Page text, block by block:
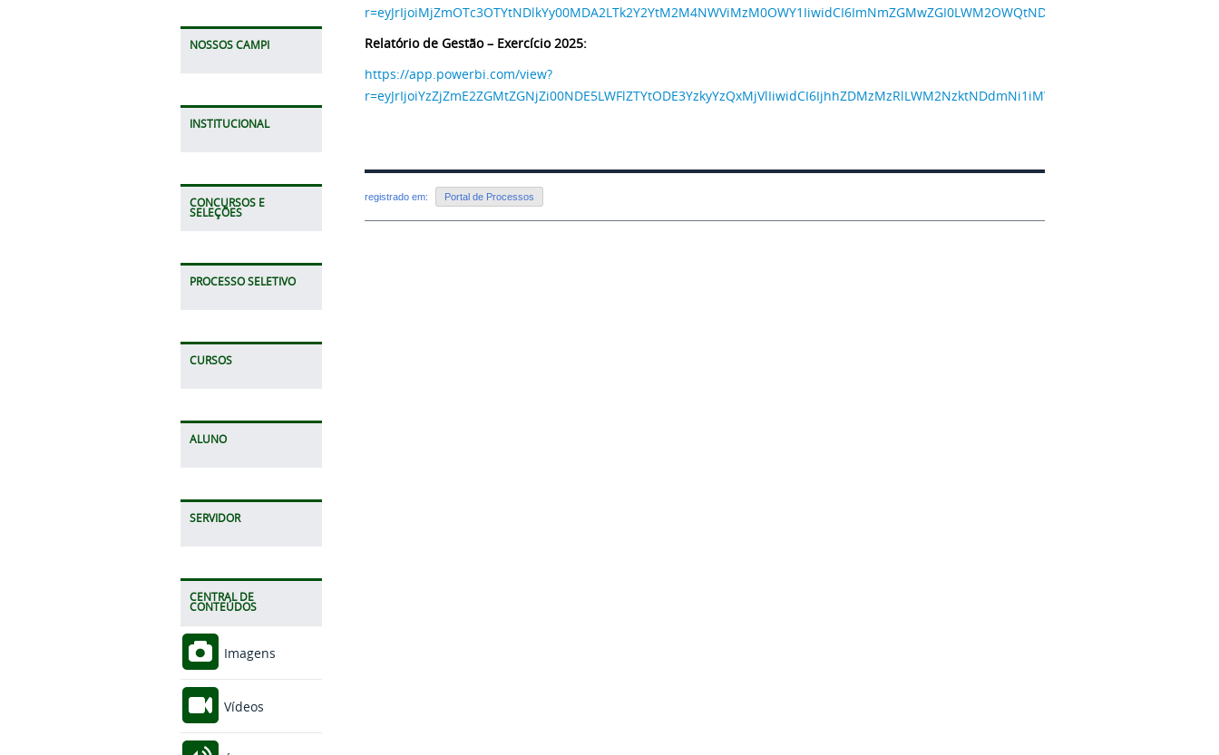
NOSSOS CAMPI
INSTITUCIONAL
CONCURSOS E
SELEÇÕES
PROCESSO SELETIVO
CURSOS
ALUNO
SERVIDOR
CENTRAL DE
CONTEÚDOS
Imagens
Vídeos
Relatório de Gestão – Exercício 2025:
https://app.powerbi.com/view?
registrado em: Portal de Processos